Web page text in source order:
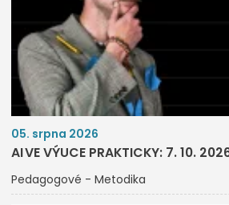
05. srpna 2026
AI VE VÝUCE PRAKTICKY: 7. 10.
Pedagogové - Metodika